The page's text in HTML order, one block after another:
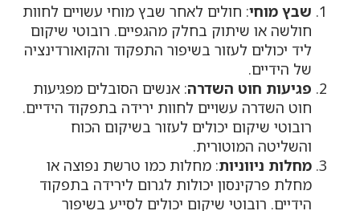
שבץ מוחי: חולים לאחר שבץ מוחי עשויים לחוות
חולשה או שיתוק בחלק מהגפיים. רובוטי שיקום
ליד יכולים לעזור בשיפור התפקוד והקואורדינציה
של הידיים.
פגיעות חוט השדרה: אנשים הסובלים מפגיעות
חוט השדרה עשויים לחוות ירידה בתפקוד הידיים.
רובוטי שיקום יכולים לעזור בשיקום הכוח
והשליטה המוטורית.
מחלות ניווניות: מחלות כמו טרשת נפוצה או
מחלת פרקינסון יכולות לגרום לירידה בתפקוד
הידיים. רובוטי שיקום יכולים לסייע בשיפור